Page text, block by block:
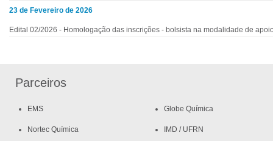
23 de Fevereiro de 2026
Edital 02/2026 - Homologação das inscrições - bolsista na modalidade de
Parceiros
EMS
Nortec Química
Globe Química
IMD / UFRN